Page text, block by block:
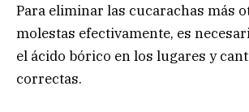
Para eliminar las cucarachas más
molestas efectivamente, es
el ácido bórico en los lugares y
correctas.